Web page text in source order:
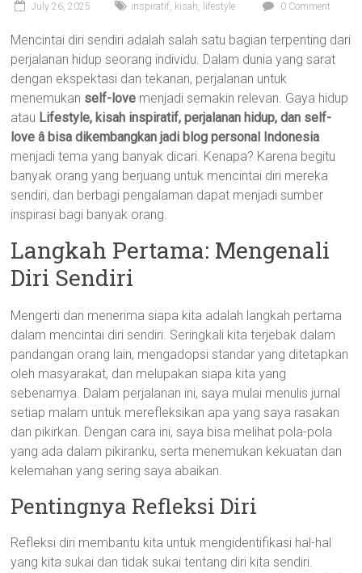
July 26, 2025 inspiratif, kisah, lifestyle 0 Comment
Mencintai diri sendiri adalah salah satu bagian terpenting dari
perjalanan hidup seorang individu. Dalam dunia yang sarat
dengan ekspektasi dan tekanan, perjalanan untuk
menemukan self-love menjadi semakin relevan. Gaya hidup
atau Lifestyle, kisah inspiratif, perjalanan hidup, dan self-
love â bisa dikembangkan jadi blog personal Indonesia
menjadi tema yang banyak dicari. Kenapa? Karena begitu
banyak orang yang berjuang untuk mencintai diri mereka
sendiri, dan berbagi pengalaman dapat menjadi sumber
inspirasi bagi banyak orang.
Langkah Pertama: Mengenali
Diri Sendiri
Mengerti dan menerima siapa kita adalah langkah pertama
dalam mencintai diri sendiri. Seringkali kita terjebak dalam
pandangan orang lain, mengadopsi standar yang ditetapkan
oleh masyarakat, dan melupakan siapa kita yang
sebenarnya. Dalam perjalanan ini, saya mulai menulis jurnal
setiap malam untuk merefleksikan apa yang saya rasakan
dan pikirkan. Dengan cara ini, saya bisa melihat pola-pola
yang ada dalam pikiranku, serta menemukan kekuatan dan
kelemahan yang sering saya abaikan.
Pentingnya Refleksi Diri
Refleksi diri membantu kita untuk mengidentifikasi hal-hal
yang kita sukai dan tidak sukai tentang diri kita sendiri.